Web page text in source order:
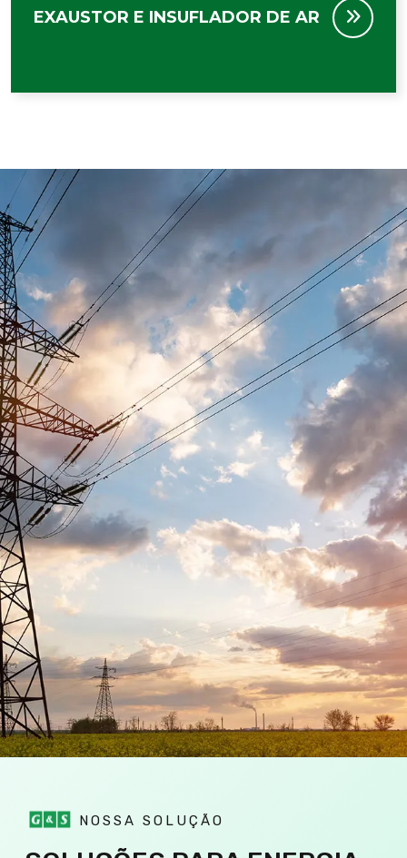
EXAUSTOR E INSUFLADOR DE AR
NOSSA SOLUÇÃO